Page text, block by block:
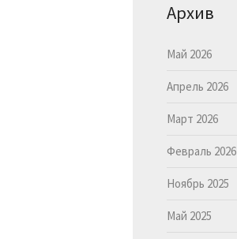
Архив
Май 2026
Апрель 2026
Март 2026
Февраль 2026
Ноябрь 2025
Май 2025